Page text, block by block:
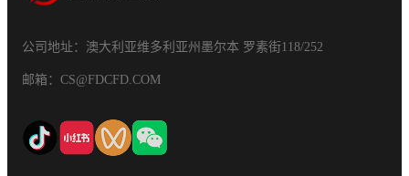
公司地址：澳大利亚维多利亚州墨尔本 罗素街118/252
邮箱：CS@FDCFD.COM